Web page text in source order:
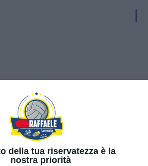
della tua riservatezza è la
nostra priorità